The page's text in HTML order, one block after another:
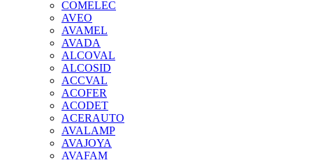
COMELEC
AVEO
AVAMEL
AVADA
ALCOVAL
ALCOSID
ACCVAL
ACOFER
ACODET
ACERAUTO
AVALAMP
AVAJOYA
AVAFAM